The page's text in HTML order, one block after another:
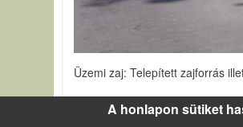
Üzemi zaj: Telepített zajforrás
Szerző által felhasznált
A honlapon sütiket